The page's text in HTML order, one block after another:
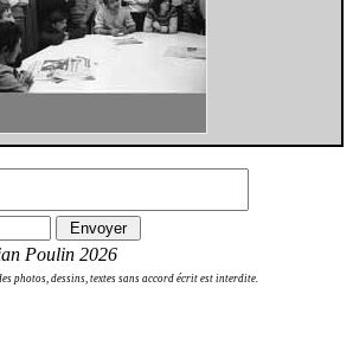
Poulin 2026
photos, dessins, textes sans accord écrit est interdite.